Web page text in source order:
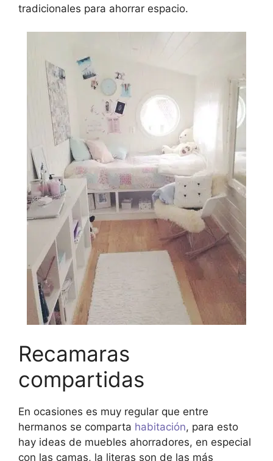
tradicionales para ahorrar espacio.
Recamaras
compartidas
En ocasiones es muy regular que entre
hermanos se comparta habitación, para esto
hay ideas de muebles ahorradores, en especial
con las camas, la literas son de las más